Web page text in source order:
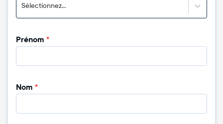
Sélectionnez...
Prénom *
Nom *